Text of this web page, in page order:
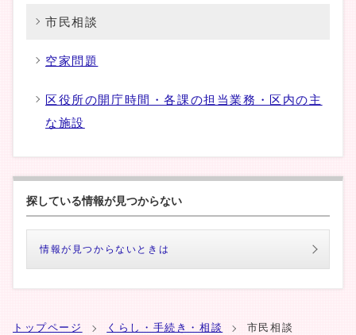
市民相談
空家問題
区役所の開庁時間・各課の担当業務・区内の主
な施設
探している情報が見つからない
情報が見つからないときは
トップページ くらし・手続き・相談 市民相談